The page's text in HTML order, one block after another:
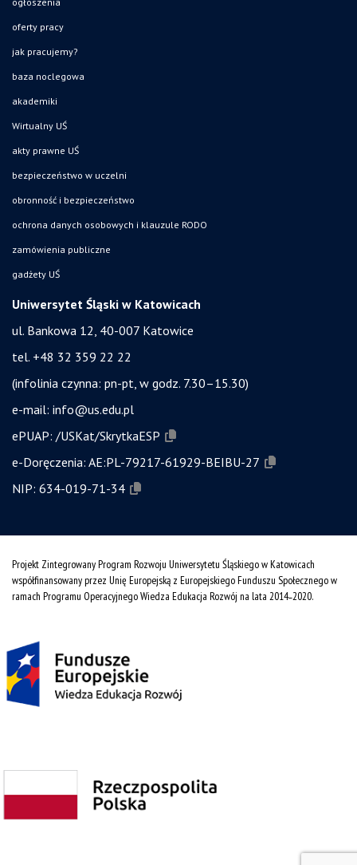
oferty pracy
jak pracujemy?
baza noclegowa
akademiki
Wirtualny UŚ
akty prawne UŚ
bezpieczeństwo w uczelni
obronność i bezpieczeństwo
ochrona danych osobowych i klauzule RODO
zamówienia publiczne
gadżety UŚ
Uniwersytet Śląski w Katowicach
ul. Bankowa 12, 40-007 Katowice
tel. +48 32 359 22 22
(infolinia czynna: pn-pt, w godz. 7.30–15.30)
e-mail: info@us.edu.pl
ePUAP: /USKat/SkrytkaESP
e-Doręczenia: AE:PL-79217-61929-BEIBU-27
NIP: 634-019-71-34
Projekt Zintegrowany Program Rozwoju Uniwersytetu Śląskiego w Katowicach
współfinansowany przez Unię Europejską z Europejskiego Funduszu Społecznego w
ramach Programu Operacyjnego Wiedza Edukacja Rozwój na lata 2014˗2020.